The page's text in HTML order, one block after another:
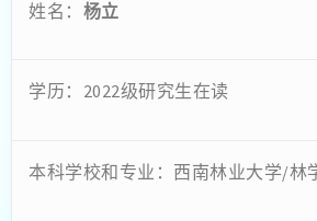
姓名： 杨立
学历：2022级研究生在读
本科学校和专业：西南林业大学/林